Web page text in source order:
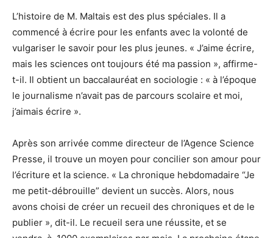
L’histoire de M. Maltais est des plus spéciales. Il a
commencé à écrire pour les enfants avec la volonté de
vulgariser le savoir pour les plus jeunes. « J’aime écrire,
mais les sciences ont toujours été ma passion », affirme-
t-il. Il obtient un baccalauréat en sociologie : « à l’époque
le journalisme n’avait pas de parcours scolaire et moi,
j’aimais écrire ».
Après son arrivée comme directeur de l’Agence Science
Presse, il trouve un moyen pour concilier son amour pour
l’écriture et la science. « La chronique hebdomadaire “Je
me petit-débrouille” devient un succès. Alors, nous
avons choisi de créer un recueil des chroniques et de le
publier », dit-il. Le recueil sera une réussite, et se